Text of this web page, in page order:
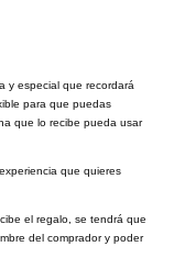
y especial que recordará
para que puedas
que lo recibe pueda usar
que quieres
el regalo, se tendrá que
del comprador y poder